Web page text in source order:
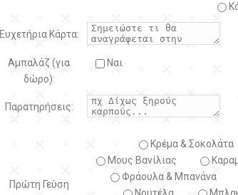
Ευχετήρια Κάρτα:
Αμπαλάζ (για
δώρο):
Ναι
Παρατηρήσεις:
Πρώτη Γεύση
Κρέμα & Σοκολάτα
Μους Βανίλιας
Φράουλα & Μπανάνα